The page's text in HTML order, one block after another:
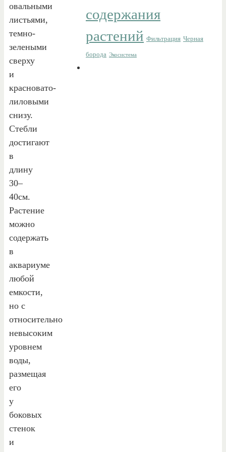
овальными
листьями,
темно-
зелеными
сверху
и
красновато-
лиловыми
снизу.
Стебли
достигают
в
длину
30–
40см.
Растение
можно
содержать
в
аквариуме
любой
емкости,
но с
относительно
невысоким
уровнем
воды,
размещая
его
у
боковых
стенок
и
содержания
растений Фильтрация Черная
борода Экосистема